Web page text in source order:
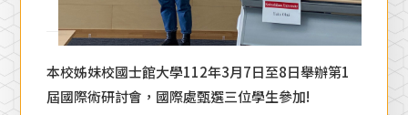
本校姊妹校國士館大學112年3月7日至8日舉辦第1
屆國際術研討會，國際處甄選三位學生參加!